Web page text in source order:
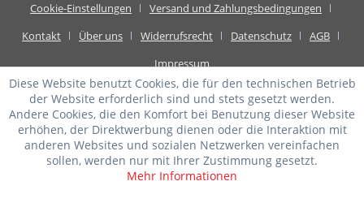
Cookie-Einstellungen
Versand und Zahlungsbedingungen
Kontakt
Über uns Widerrufsrecht Datenschutz
AGB
Impressum
Diese Website benutzt Cookies, die für den technischen Betrieb
der Website erforderlich sind und stets gesetzt werden.
Andere Cookies, die den Komfort bei Benutzung dieser Website
erhöhen, der Direktwerbung dienen oder die Interaktion mit
anderen Websites und sozialen Netzwerken vereinfachen
sollen, werden nur mit Ihrer Zustimmung gesetzt.
Mehr Informationen